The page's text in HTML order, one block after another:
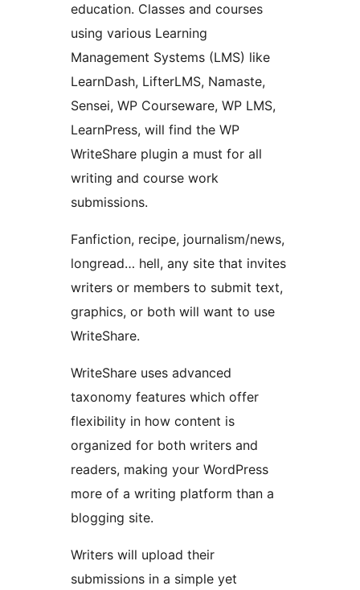
education. Classes and courses
using various Learning
Management Systems (LMS) like
LearnDash, LifterLMS, Namaste,
Sensei, WP Courseware, WP LMS,
LearnPress, will find the WP
WriteShare plugin a must for all
writing and course work
submissions.
Fanfiction, recipe, journalism/news,
longread… hell, any site that invites
writers or members to submit text,
graphics, or both will want to use
WriteShare.
WriteShare uses advanced
taxonomy features which offer
flexibility in how content is
organized for both writers and
readers, making your WordPress
more of a writing platform than a
blogging site.
Writers will upload their
submissions in a simple yet